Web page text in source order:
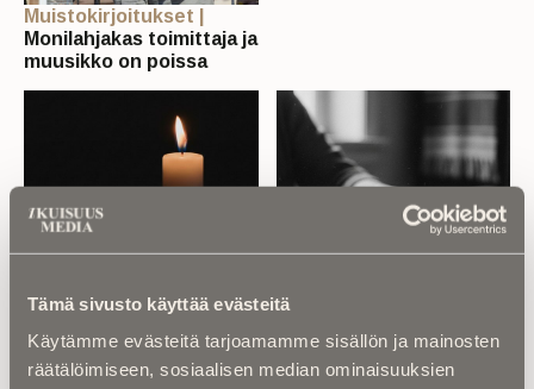
Tämä sivusto käyttää evästeitä
Käytämme evästeitä tarjoamamme sisällön ja mainosten
räätälöimiseen, sosiaalisen median ominaisuuksien
Muistokirjoitukset |
Monilahjakas toimittaja ja
muusikko on poissa
Muistokirjoitukset |
motivoitunut valmentaja
uransa esimerkillisen
sitoutunut työhönsä”
Muistokirjoitukset |
vanhimman
muistokirjoitus kosketti: